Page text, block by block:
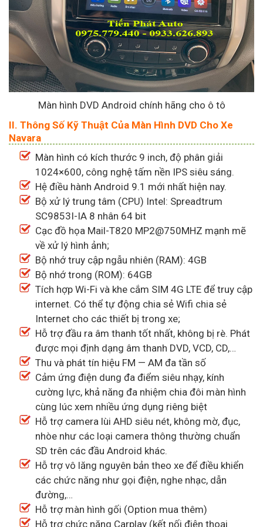
Màn hình DVD Android chính hãng cho ô tô
II. Thông Số Kỹ Thuật Của Màn Hình DVD Cho Xe
Navara
Màn hình có kích thước 9 inch, độ phân giải
1024×600, công nghệ tấm nền IPS siêu sáng.
Hệ điều hành Android 9.1 mới nhất hiện nay.
Bộ xử lý trung tâm (CPU) Intel: Spreadtrum
SC9853I-IA 8 nhân 64 bit
Cạc đồ họa Mail-T820 MP2@750MHZ mạnh mẽ
về xử lý hình ảnh;
Bộ nhớ truy cập ngẫu nhiên (RAM): 4GB
Bộ nhớ trong (ROM): 64GB
Tích hợp Wi-Fi và khe cắm SIM 4G LTE để truy cập
internet. Có thể tự động chia sẻ Wifi chia sẻ
Internet cho các thiết bị trong xe;
Hỗ trợ đầu ra âm thanh tốt nhất, không bị rè. Phát
được mọi định dạng âm thanh DVD, VCD, CD,…
Thu và phát tín hiệu FM — AM đa tần số
Cảm ứng điện dung đa điểm siêu nhạy, kính
cường lực, khả năng đa nhiệm chia đôi màn hình
cùng lúc xem nhiều ứng dụng riêng biệt
Hỗ trợ camera lùi AHD siêu nét, không mờ, đục,
nhòe như các loại camera thông thường chuẩn
SD trên các đầu Android khác.
Hỗ trợ vô lăng nguyên bản theo xe để điều khiển
các chức năng như gọi điện, nghe nhạc, dẫn
đường,…
Hỗ trợ màn hình gối (Option mua thêm)
Hỗ trợ chức năng Carplay (kết nối điện thoại